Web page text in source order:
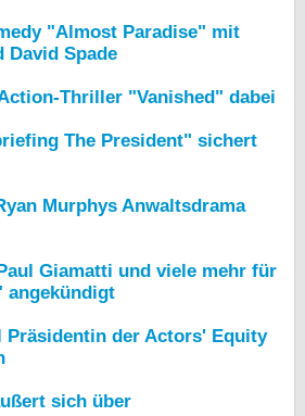
"Almost Paradise" mit
David Spade
Thriller "Vanished" dabei
The President" sichert
Murphys Anwaltsdrama
Giamatti und viele mehr für
angekündigt
Präsidentin der Actors' Equity
sich über
bei Facebook
Datenschutz
Impressum
Desktop-Ansicht